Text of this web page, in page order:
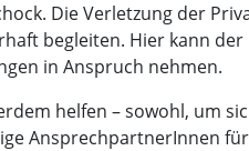
Die Verletzung der
begleiten. Hier kann
in Anspruch nehmen.
helfen – sowohl, um
AnsprechpartnerInnen